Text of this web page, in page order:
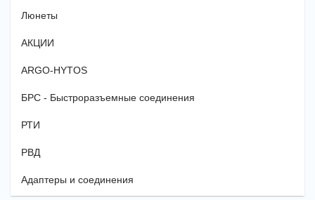
Люнеты
АКЦИИ
ARGO-HYTOS
БРС - Быстроразъемные соединения
РТИ
РВД
Адаптеры и соединения